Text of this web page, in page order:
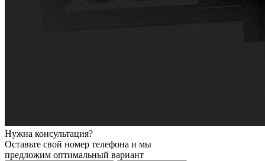
Нужна консультация?
Оставьте свой номер телефона и мы
предложим оптимальный вариант